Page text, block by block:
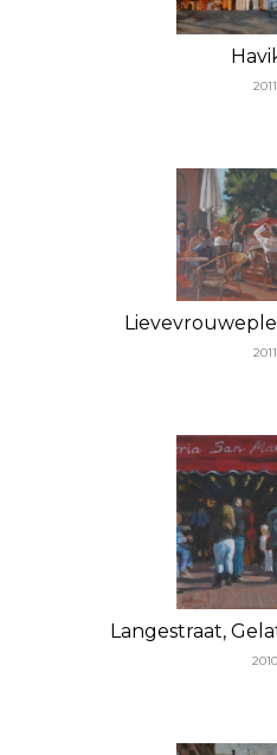
2011
2011
Langestraat,
2010